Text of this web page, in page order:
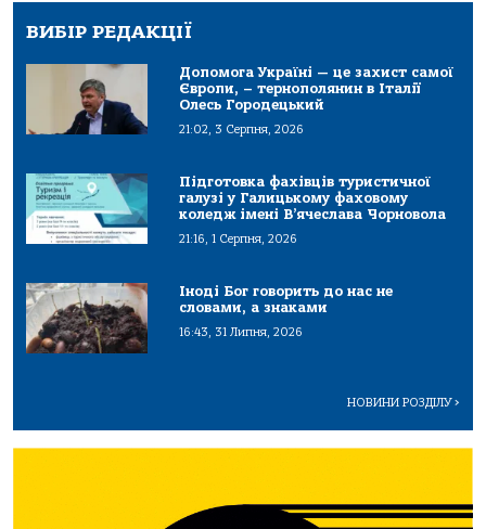
ВИБІР РЕДАКЦІЇ
Допомога Україні — це захист самої
Європи, – тернополянин в Італії
Олесь Городецький
21:02, 3 Серпня, 2026
Підготовка фахівців туристичної
галузі у Галицькому фаховому
коледж імені В’ячеслава Чорновола
21:16, 1 Серпня, 2026
Іноді Бог говорить до нас не
словами, а знаками
16:43, 31 Липня, 2026
НОВИНИ РОЗДІЛУ>